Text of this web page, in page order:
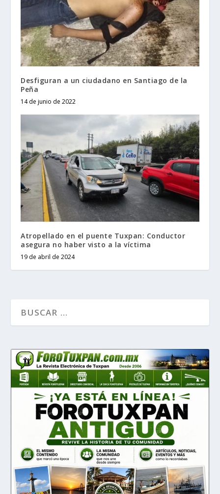
Desfiguran a un ciudadano en Santiago de la
Peña
14 de junio de 2022
Atropellado en el puente Tuxpan: Conductor
asegura no haber visto a la víctima
19 de abril de 2024